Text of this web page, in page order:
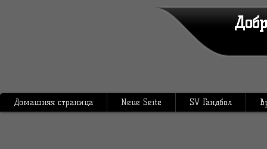
Домашняя страница Neue Seite SV Гандбол